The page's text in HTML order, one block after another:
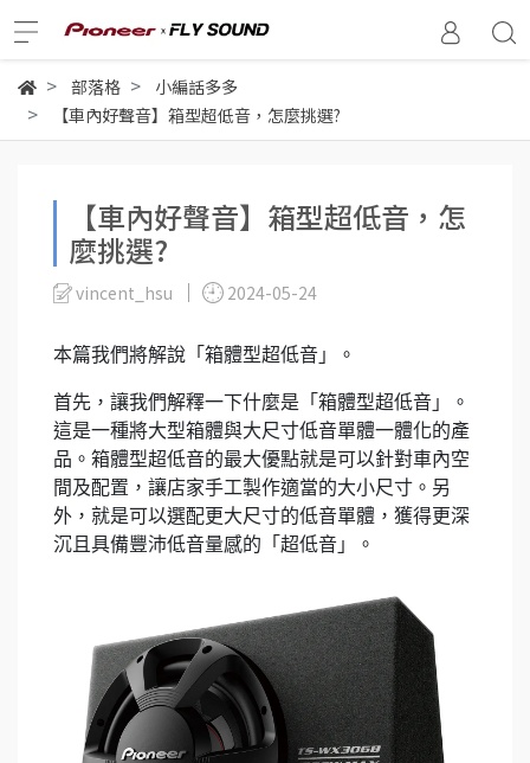
部落格
小編話多多
【車內好聲音】箱型超低音，怎麼挑選?
【車內好聲音】箱型超低音，怎
麼挑選?
vincent_hsu 2024-05-24
本篇我們將解說「箱體型超低音」。
首先，讓我們解釋一下什麼是「箱體型超低音」。
這是一種將大型箱體與大尺寸低音單體一體化的產
品。箱體型超低音的最大優點就是可以針對車內空
間及配置，讓店家手工製作適當的大小尺寸。另
外，就是可以選配更大尺寸的低音單體，獲得更深
沉且具備豐沛低音量感的「超低音」。